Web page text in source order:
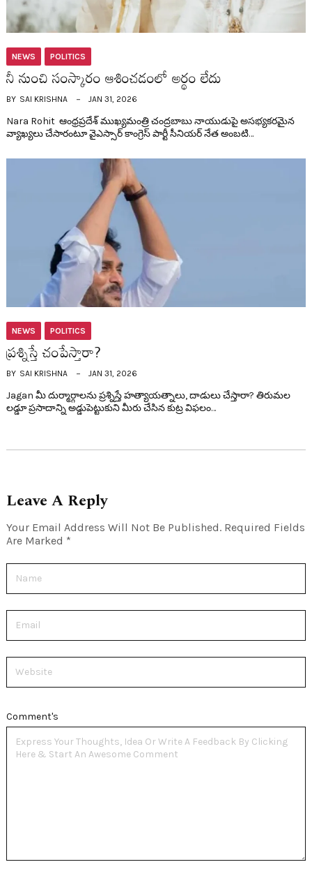
NEWS POLITICS
నీ నుంచి సంస్కారం ఆశించ‌డంలో అర్థం లేదు
BY SAI KRISHNA JAN 31, 2026
Nara Rohit ఆంధ్ర‌ప్ర‌దేశ్ ముఖ్య‌మంత్రి చంద్ర‌బాబు నాయుడుపై అస‌భ్య‌క‌ర‌మైన
వ్యాఖ్య‌లు చేసారంటూ వైఎస్సార్ కాంగ్రెస్ పార్టీ సీనియ‌ర్ నేత అంబ‌టి…
NEWS POLITICS
ప్ర‌శ్నిస్తే చంపేస్తారా?
BY SAI KRISHNA JAN 31, 2026
Jagan మీ దుర్మార్గాలను ప్రశ్నిస్తే హత్యాయత్నాలు, దాడులు చేస్తారా? తిరుమల
లడ్డూ ప్రసాదాన్ని అడ్డుపెట్టుకుని మీరు చేసిన కుట్ర విఫలం…
Leave A Reply
Your Email Address Will Not Be Published. Required Fields
Are Marked *
Comment's